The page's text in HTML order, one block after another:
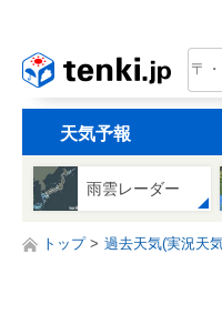
天気予報
雨雲レーダー
トップ 過去天気(実況天